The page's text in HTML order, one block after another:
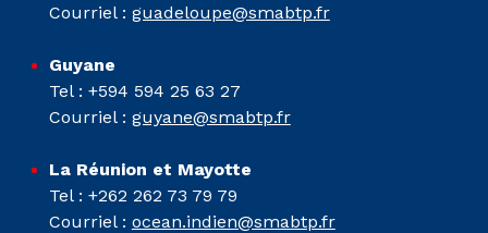
Courriel : guadeloupe@smabtp.fr
Guyane
Tel : +594 594 25 63 27
Courriel : guyane@smabtp.fr
La Réunion et Mayotte
Tel : +262 262 73 79 79
Courriel : ocean.indien@smabtp.fr